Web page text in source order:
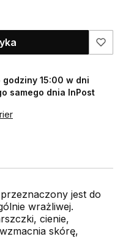
godziny 15:00 w dni
samego dnia InPost
przeznaczony jest do
wrażliwej.
cienie,
skórę,